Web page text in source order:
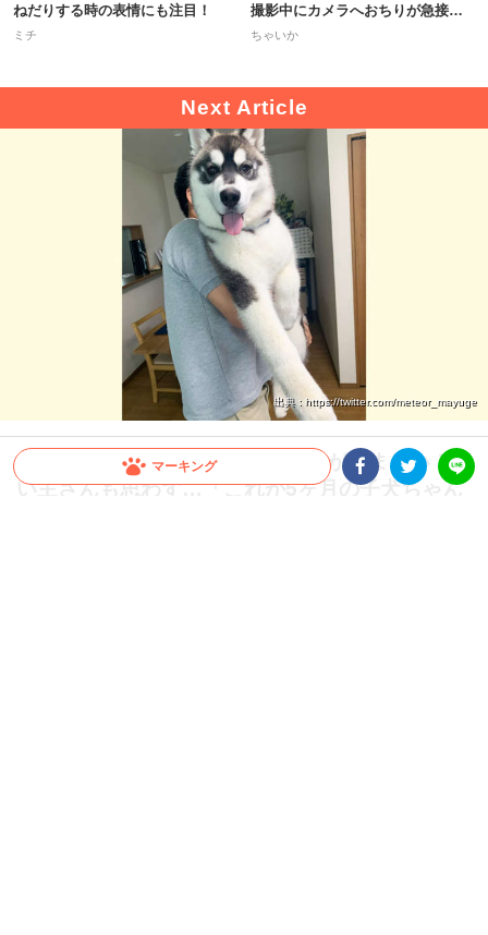
マーキング
ねだりする時の表情にも注目！
ミチ
撮影中にカメラへおちりが急接近
♡
ちゃいか
出典 : https://twitter.com/meteor_mayuge
【驚愕！】大型犬の成長スピードが凄まじい！飼
い主さんも思わず…「これが5ヶ月の子犬ちゃん